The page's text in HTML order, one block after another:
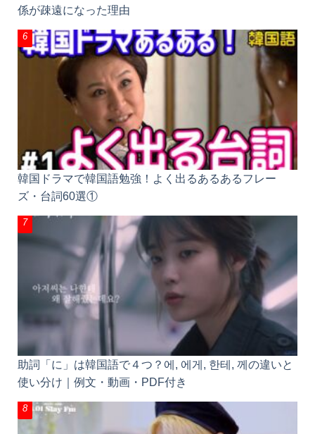
係が疎遠になった理由
韓国ドラマで韓国語勉強！よく出るあるあるフレー
ズ・台詞60選①
助詞「に」は韓国語で４つ？에, 에게, 한테, 께の違いと
使い分け｜例文・動画・PDF付き